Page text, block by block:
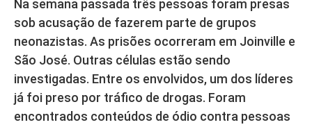
Na semana passada três pessoas foram presas
sob acusação de fazerem parte de grupos
neonazistas. As prisões ocorreram em Joinville e
São José. Outras células estão sendo
investigadas. Entre os envolvidos, um dos líderes
já foi preso por tráfico de drogas. Foram
encontrados conteúdos de ódio contra pessoas